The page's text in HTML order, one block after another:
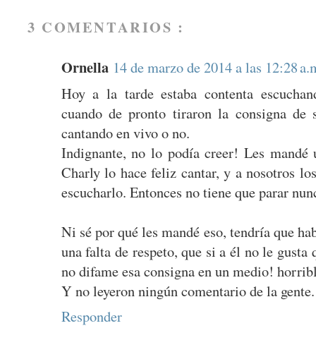
3 COMENTARIOS :
Ornella 14 de marzo de 2014 a las 12:28
Hoy a la tarde estaba contenta
cuando de pronto tiraron la consigna
cantando en vivo o no.
Indignante, no lo podía creer! Les
Charly lo hace feliz cantar, y a nosotros
escucharlo. Entonces no tiene que parar
Ni sé por qué les mandé eso, tendría que
una falta de respeto, que si a él no le gusta
no difame esa consigna en un medio!
Y no leyeron ningún comentario de la gente.
Responder